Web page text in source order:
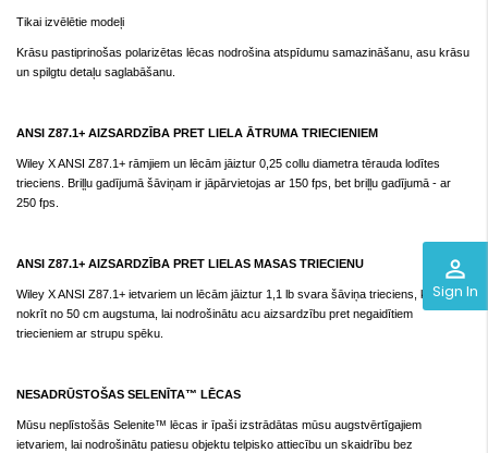
perm_identity
Sign In
Tikai izvēlētie modeļi
Krāsu pastiprinošas polarizētas lēcas nodrošina atspīdumu samazināšanu, asu krāsu
un spilgtu detaļu saglabāšanu.
ANSI Z87.1+ AIZSARDZĪBA PRET LIELA ĀTRUMA TRIECIENIEM
Wiley X ANSI Z87.1+ rāmjiem un lēcām jāiztur 0,25 collu diametra tērauda lodītes
trieciens. Briļļu gadījumā šāviņam ir jāpārvietojas ar 150 fps, bet briļļu gadījumā - ar
250 fps.
ANSI Z87.1+ AIZSARDZĪBA PRET LIELAS MASAS TRIECIENU
Wiley X ANSI Z87.1+ ietvariem un lēcām jāiztur 1,1 lb svara šāviņa trieciens, kas
nokrīt no 50 cm augstuma, lai nodrošinātu acu aizsardzību pret negaidītiem
triecieniem ar strupu spēku.
NESADRŪSTOŠAS SELENĪTA™ LĒCAS
Mūsu neplīstošās Selenite™ lēcas ir īpaši izstrādātas mūsu augstvērtīgajiem
ietvariem, lai nodrošinātu patiesu objektu telpisko attiecību un skaidrību bez